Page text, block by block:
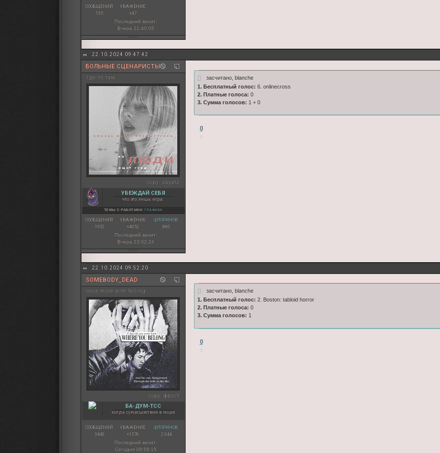
СООБЩЕНИЙ:
135
УВАЖЕНИЕ:
+47
Последний визит:
Вчера 21:40:05
22.10.2024 09:47:42
БОЛЬНЫЕ СЦЕНАРИСТЫ
где-то там
copy: zayatz
УБЕЖДАЙ СЕБЯ
что это лишь игра.
ТЕМЫ С РАБОТАМИ: ГРАФИКА
СООБЩЕНИЙ:
1952
УВАЖЕНИЕ:
+4052
ФЛОРИНОВ:
860
Последний визит:
Вчера 23:02:24
засчитано, blanche
1. Бесплатный голос: 6. onlinecross
2. Платные голоса: 0
3. Сумма голосов: 1 + 0
0
22.10.2024 09:52:20
SOMEBODY_DEAD
once more with felling
copy: фрост
БА-ДУМ-ТСС
когда сумасшествие в моде
СООБЩЕНИЙ:
3440
УВАЖЕНИЕ:
+1576
ФЛОРИНОВ:
2 044
Последний визит:
Сегодня 09:58:15
засчитано, blanche
1. Бесплатный голос: 2. Boston: tabloid horror
2. Платные голоса: 0
3. Сумма голосов: 1
0